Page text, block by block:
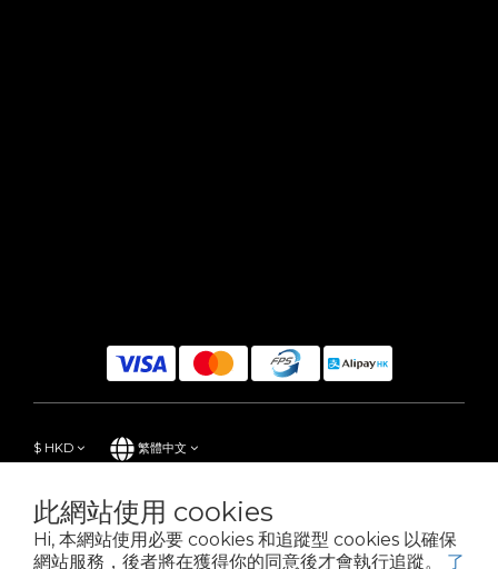
此網站使用 cookies
Hi, 本網站使用必要 cookies 和追蹤型 cookies 以確保
網站服務，後者將在獲得你的同意後才會執行追蹤。 了
$ HKD 繁體中文
Powered by SHOPLINE